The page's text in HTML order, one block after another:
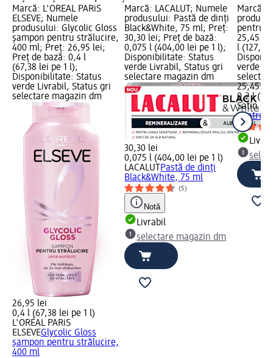
Marcă: L'ORÉAL PARiS
ELSEVE; Numele
produsului: Glycolic Gloss
șampon pentru strălucire,
400 ml; Preț: 26,95 lei;
Preț de bază: 0,4 l
(67,38 lei pe 1 l);
Disponibilitate: Status
verde Livrabil, Status gri
selectare magazin dm
26,95 lei
0,4 l (67,38 lei pe 1 l)
L'ORÉAL PARiS
ELSEVEGlycolic Gloss
șampon pentru strălucire,
400 ml
Marcă: LACALUT; Numele
produsului: Pastă de dinți
Black&White, 75 ml; Preț:
30,30 lei; Preț de bază:
0,075 l (404,00 lei pe 1 l);
Disponibilitate: Status
verde Livrabil, Status gri
selectare magazin dm
30,30 lei
0,075 l (404,00 lei pe 1 l)
LACALUT
Pastă de dinți
Black&White, 75 ml
(5)
Notă
Livrabil
selectare magazin dm
Marcă:
pentru
25,45
l
verde
25,45 lei
0,2 l
Satin
pentru